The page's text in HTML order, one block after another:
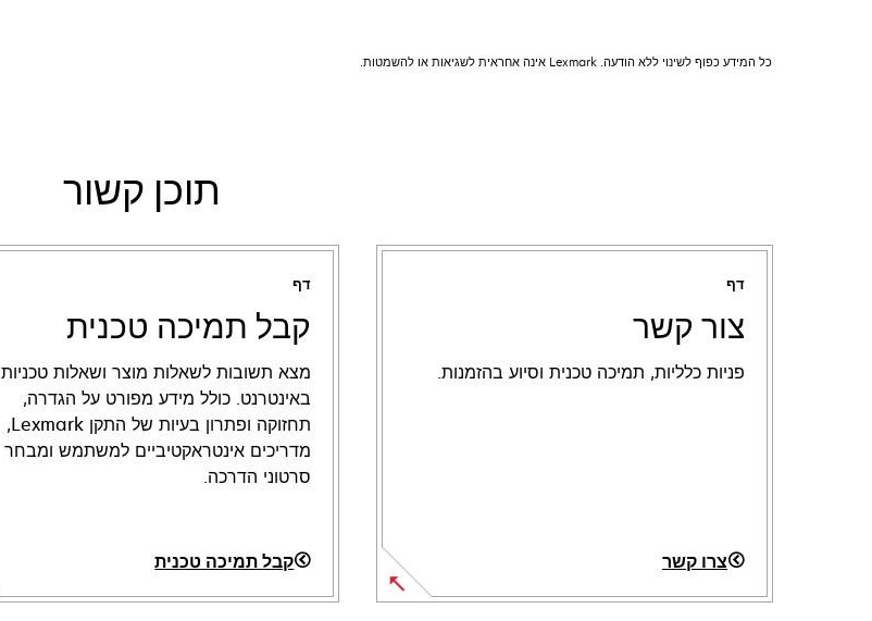
כל המידע כפוף לשינוי ללא הודעה. Lexmark אינה אחראית לשגיאות או להשמטות.
תוכן קשור
דף
צור קשר
פניות כלליות, תמיכה טכנית וסיוע בהזמנות.
צרו קשר
דף
קבל תמיכה טכנית
מצא תשובות לשאלות מוצר ושאלות טכניות
באינטרנט. כולל מידע מפורט על הגדרה,
תחזוקה ופתרון בעיות של התקן Lexmark,
מדריכים אינטראקטיביים למשתמש ומבחר
סרטוני הדרכה.
קבל תמיכה טכנית
opens